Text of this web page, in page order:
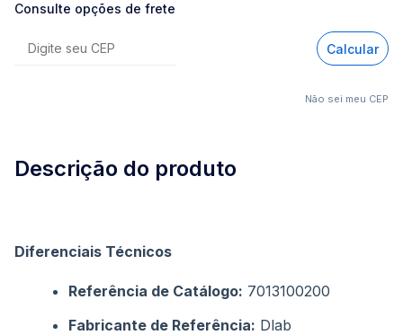
Consulte opções de frete
Calcular
Não sei meu CEP
Descrição do produto
Diferenciais Técnicos
Referência de Catálogo: 7013100200
Fabricante de Referência: Dlab